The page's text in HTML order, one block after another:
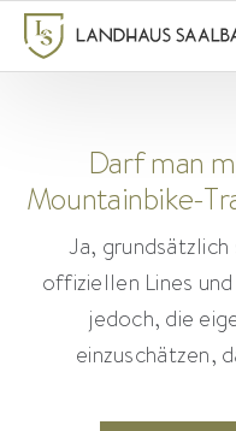
Zum
Inhalt
Darf man
Mountainbike-
Ja,
offiziellen Lines
jedoch, die
einzuschätzen,